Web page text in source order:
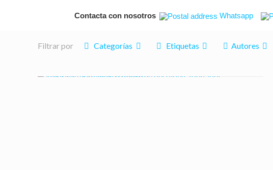
Contacta con nosotros Whatsapp
Filtrar por Categorías Etiquetas Autores